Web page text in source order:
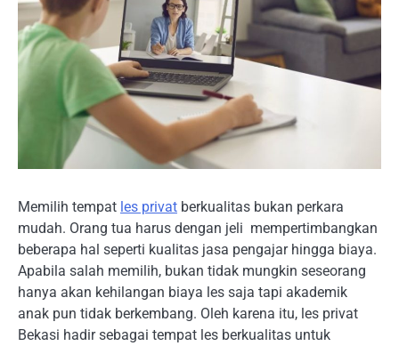
Memilih tempat les privat berkualitas bukan perkara
mudah. Orang tua harus dengan jeli mempertimbangkan
beberapa hal seperti kualitas jasa pengajar hingga biaya.
Apabila salah memilih, bukan tidak mungkin seseorang
hanya akan kehilangan biaya les saja tapi akademik
anak pun tidak berkembang. Oleh karena itu, les privat
Bekasi hadir sebagai tempat les berkualitas untuk